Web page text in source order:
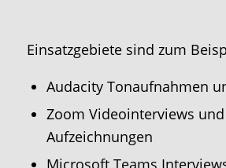
Einsatzgebiete sind zum
Audacity Tonaufnahmen
Zoom Videointerviews
Aufzeichnungen